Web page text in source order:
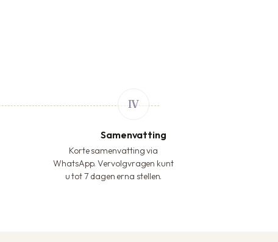
Samenvatting
Korte samenvatting via
WhatsApp. Vervolgvragen kunt
u tot 7 dagen erna stellen.